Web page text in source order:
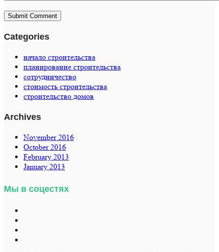
Categories
начало строительства
планирование строительства
сотрудничество
стоимость строительства
строительство домов
Archives
November 2016
October 2016
February 2013
January 2013
Мы в соцестях